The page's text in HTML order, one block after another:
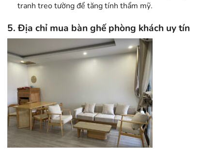
tranh treo tường để tăng tính thẩm mỹ.
5. Địa chỉ mua bàn ghế phòng khách uy tín